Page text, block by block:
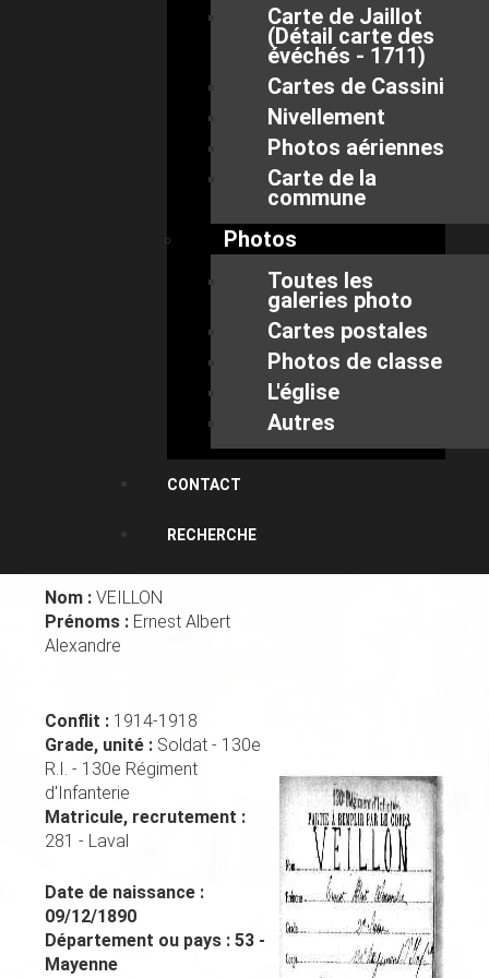
Carte de Jaillot
(Détail carte des
évéchés - 1711)
Cartes de Cassini
Nivellement
Photos aériennes
Carte de la
commune
Photos
Toutes les
galeries photo
Cartes postales
Photos de classe
L'église
Autres
CONTACT
RECHERCHE
Nom : VEILLON
Prénoms : Ernest Albert
Alexandre
Conflit : 1914-1918
Grade, unité : Soldat - 130e
R.I. - 130e Régiment
d'Infanterie
Matricule, recrutement :
281 - Laval
Date de naissance :
09/12/1890
Département ou pays : 53 -
Mayenne